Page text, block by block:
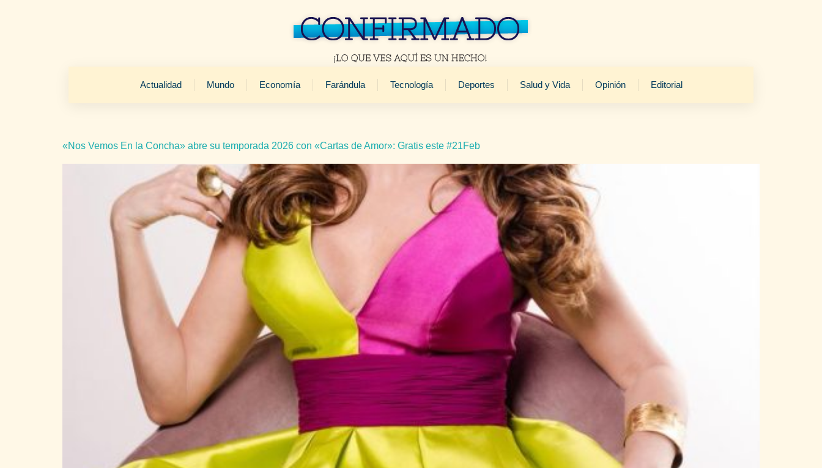
Actualidad Mundo Economía Farándula Tecnología Deportes Salud y Vida Opinión Editorial
«Nos Vemos En la Concha» abre su temporada 2026 con «Cartas de Amor»: Gratis este #21Feb